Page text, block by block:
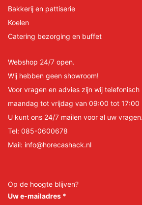
Bakkerij en pattiserie
Koelen
Catering bezorging en buffet
Webshop 24/7 open.
Wij hebben geen showroom!
Voor vragen en advies zijn wij
maandag tot vrijdag van 09:00 tot 17:00
U kunt ons 24/7 mailen voor al uw vragen.
Tel: 085-0600678
Mail: info@horecashack.nl
Op de hoogte blijven?
Uw e-mailadres *